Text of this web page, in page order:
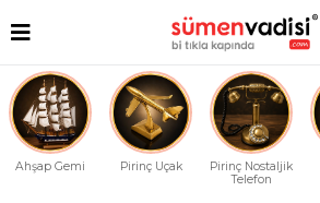
Ahşap Gemi Pirinç Uçak
Pirinç Nostaljik
Telefon